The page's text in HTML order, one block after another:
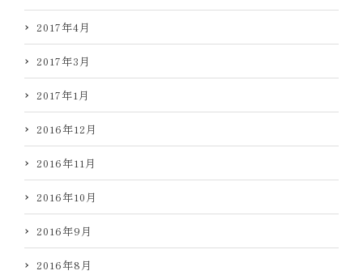
2017年4月
2017年3月
2017年1月
2016年12月
2016年11月
2016年10月
2016年9月
2016年8月